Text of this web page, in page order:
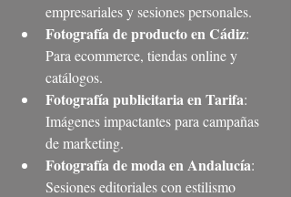
empresariales y sesiones personales.
Fotografía de producto en Cádiz:
Para ecommerce, tiendas online y
catálogos.
Fotografía publicitaria en Tarifa:
Imágenes impactantes para campañas
de marketing.
Fotografía de moda en Andalucía:
Sesiones editoriales con estilismo